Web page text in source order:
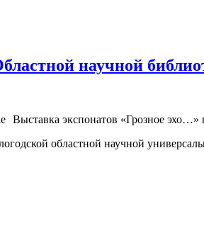
научной
Выставка экспонатов «Грозное
областной научной